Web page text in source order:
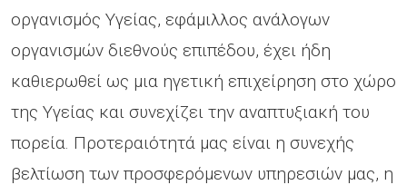
οργανισμός Υγείας, εφάμιλλος ανάλογων
οργανισμών διεθνούς επιπέδου, έχει ήδη
καθιερωθεί ως μια ηγετική επιχείρηση στο χώρο
της Υγείας και συνεχίζει την αναπτυξιακή του
πορεία. Προτεραιότητά μας είναι η συνεχής
βελτίωση των προσφερόμενων υπηρεσιών μας, η